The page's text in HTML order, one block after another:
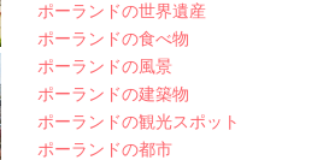
ポーランドの世界遺産
ポーランドの食べ物
ポーランドの風景
ポーランドの建築物
ポーランドの観光スポット
ポーランドの都市